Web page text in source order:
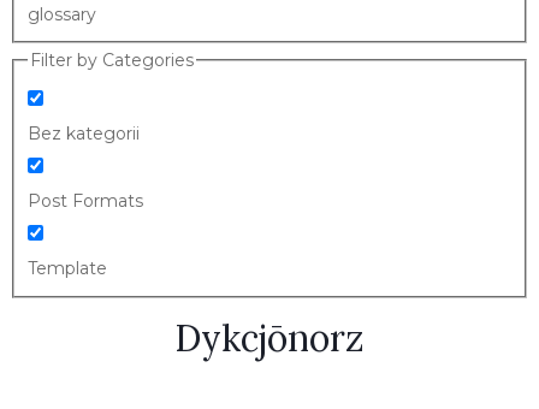
glossary
Filter by Categories
Bez kategorii
Post Formats
Template
Dykcjōnorz